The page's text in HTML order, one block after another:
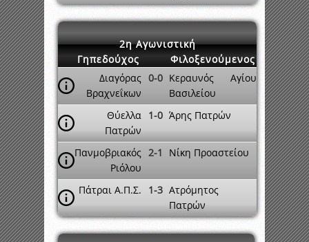
2η Αγωνιστική
Γηπεδούχος
Φιλοξενούμενος
Διαγόρας
Βραχνεΐκων
0-0 Κεραυνός Αγίου
Βασιλείου
Θύελλα
Πατρών
1-0 Άρης Πατρών
Πανμοβριακός
Ριόλου
2-1 Νίκη Προαστείου
Πάτραι Α.Π.Σ. 1-3 Ατρόμητος
Πατρών